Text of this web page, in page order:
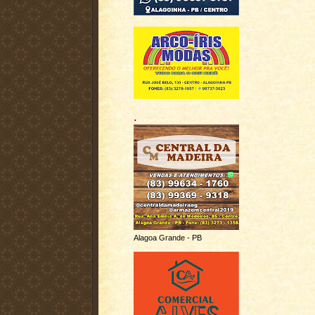
.
Alagoa Grande - PB